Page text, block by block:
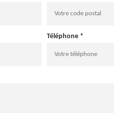
Téléphone *